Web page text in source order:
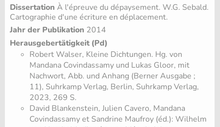
Dissertation À l'épreuve du dépaysement. W.G. Sebald.
Cartographie d'une écriture en déplacement.
Jahr der Publikation 2014
Herausgebertätigkeit (Pd)
Robert Walser, Kleine Dichtungen. Hg. von
Mandana Covindassamy und Lukas Gloor, mit
Nachwort, Abb. und Anhang (Berner Ausgabe ;
11), Suhrkamp Verlag, Berlin, Suhrkamp Verlag,
2023, 269 S.
David Blankenstein, Julien Cavero, Mandana
Covindassamy et Sandrine Maufroy (éd.): Wilhelm